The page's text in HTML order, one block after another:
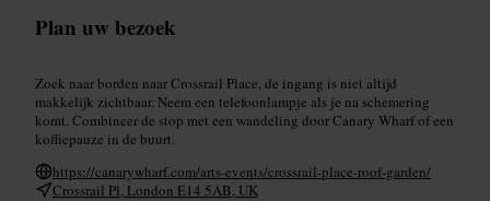
Plan uw bezoek
Zoek naar borden naar Crossrail Place, de ingang is niet altijd
makkelijk zichtbaar. Neem een telefoonlampje als je na schemering
komt. Combineer de stop met een wandeling door Canary Wharf of een
koffiepauze in de buurt.
https://canarywharf.com/arts-events/crossrail-place-roof-garden/
Crossrail Pl, London E14 5AB, UK